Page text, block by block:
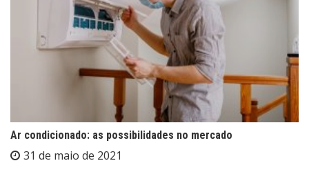
Ar condicionado: as possibilidades no mercado
31 de maio de 2021